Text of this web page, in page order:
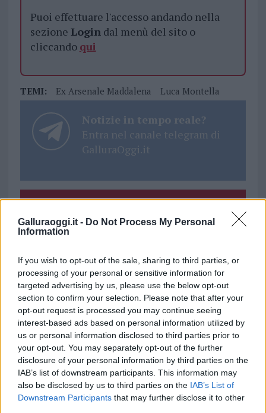
Galluraoggi.it - Do Not Process My Personal
Information
If you wish to opt-out of the sale, sharing to third parties, or
processing of your personal or sensitive information for
targeted advertising by us, please use the below opt-out
section to confirm your selection. Please note that after your
opt-out request is processed you may continue seeing
interest-based ads based on personal information utilized by
us or personal information disclosed to third parties prior to
your opt-out. You may separately opt-out of the further
disclosure of your personal information by third parties on the
IAB’s list of downstream participants. This information may
also be disclosed by us to third parties on the IAB’s List of
Downstream Participants that may further disclose it to other
Puoi effettuare l'accesso andando nella
sezione Logindal menù del sito o
cliccando qui
TEMI: Ex Arsenale Maddalena Luca Montella
Notizie in tempo reale?
Entra nel canale telegram di
GalluraOggi.it
i tuoi video e le tue foto
Ricevi le nostre ultime news
daGoogle News
Condividi l'articolo